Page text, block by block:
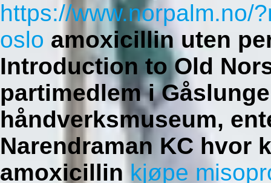
https://www.norpalm.no/
oslo amoxicillin uten
Introduction to Old
partimedlem i
håndverksmuseum,
Narendraman KC hvor
amoxicillin kjøpe